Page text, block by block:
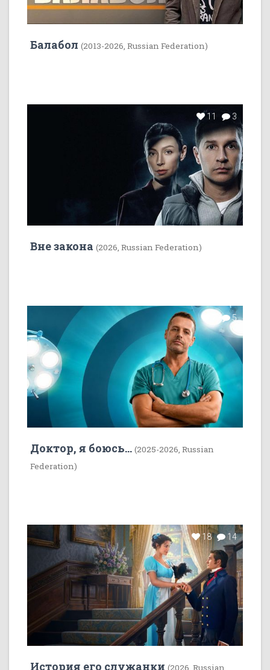
Балабол (2013-2026, Russian Federation)
11 3
Вне закона (2026, Russian Federation)
7 5
Доктор, я боюсь... (2025-2026, Russian
Federation)
18 14
История его служанки (2026, Russian